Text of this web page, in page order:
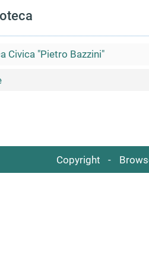
Civica "Pietro Bazzini"
Copyright